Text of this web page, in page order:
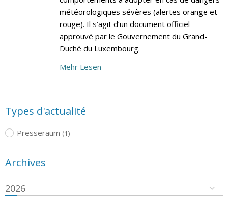
météorologiques sévères (alertes orange et
rouge). Il s’agit d’un document officiel
approuvé par le Gouvernement du Grand-
Duché du Luxembourg.
Mehr Lesen
Types d'actualité
Presseraum (1)
Archives
2026